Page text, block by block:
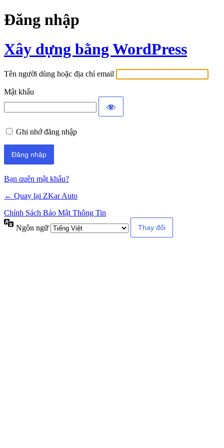
Đăng nhập
Xây dựng bằng WordPress
Tên người dùng hoặc địa chỉ email
Mật khẩu
Ghi nhớ đăng nhập
Bạn quên mật khẩu?
← Quay lại ZKar Auto
Chính Sách Bảo Mật Thông Tin
Ngôn ngữ